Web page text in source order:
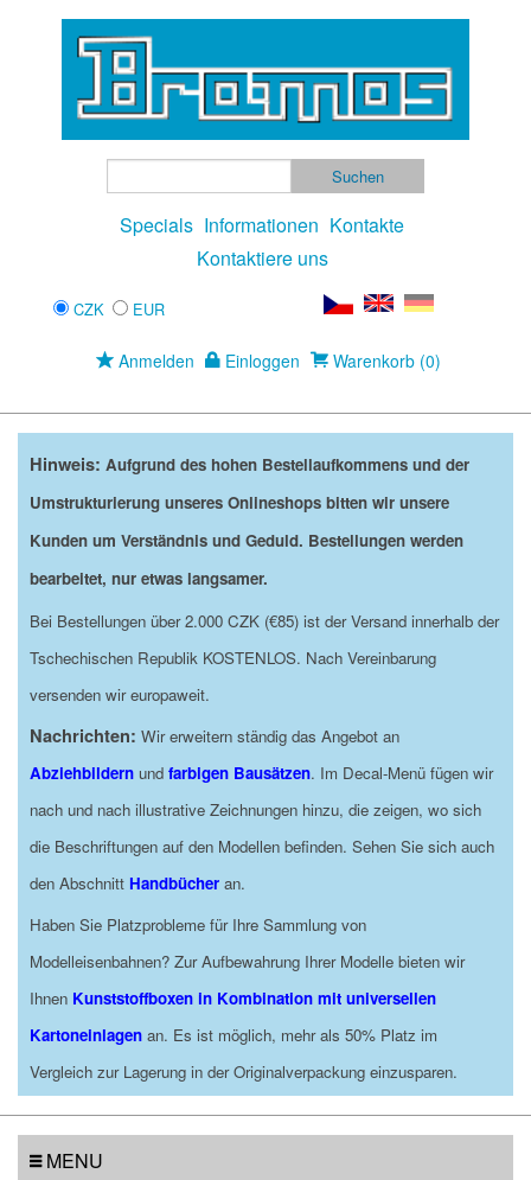
Specials Informationen Kontakte
Kontaktiere uns
CZK EUR
Anmelden Einloggen Warenkorb (0)
Hinweis: Aufgrund des hohen Bestellaufkommens und der
Umstrukturierung unseres Onlineshops bitten wir unsere
Kunden um Verständnis und Geduld. Bestellungen werden
bearbeitet, nur etwas langsamer.
Bei Bestellungen über 2.000 CZK (€85) ist der Versand innerhalb der
Tschechischen Republik KOSTENLOS. Nach Vereinbarung
versenden wir europaweit.
Nachrichten: Wir erweitern ständig das Angebot an
Abziehbildern und farbigen Bausätzen. Im Decal-Menü fügen wir
nach und nach illustrative Zeichnungen hinzu, die zeigen, wo sich
die Beschriftungen auf den Modellen befinden. Sehen Sie sich auch
den Abschnitt Handbücher an.
Haben Sie Platzprobleme für Ihre Sammlung von
Modelleisenbahnen? Zur Aufbewahrung Ihrer Modelle bieten wir
Ihnen Kunststoffboxen in Kombination mit universellen
Kartoneinlagen an. Es ist möglich, mehr als 50% Platz im
Vergleich zur Lagerung in der Originalverpackung einzusparen.
MENU